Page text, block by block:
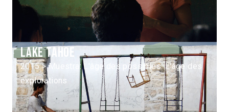
Lake Tahoe
2015 > Muestra: L'âge des possibles: L'âge des
explorations